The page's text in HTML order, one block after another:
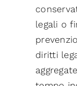
legali o
diritti